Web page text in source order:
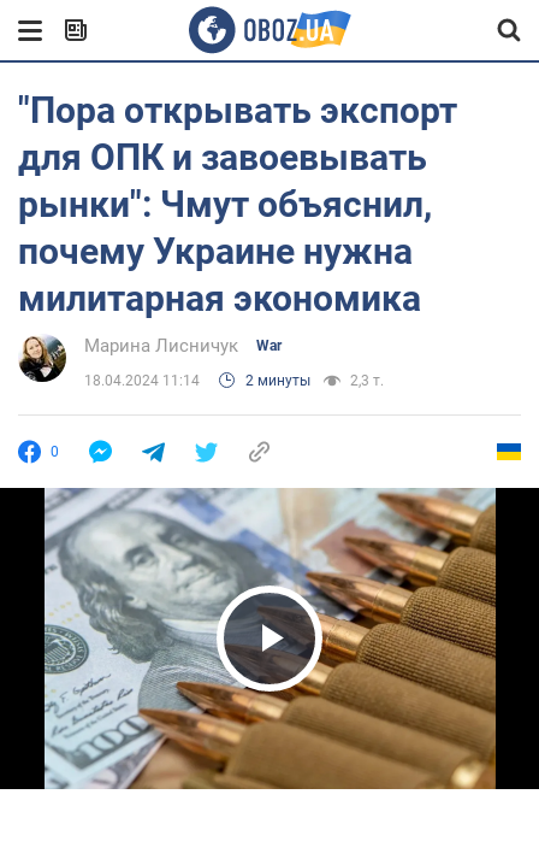
"Пора открывать экспорт
для ОПК и завоевывать
рынки": Чмут объяснил,
почему Украине нужна
милитарная экономика
Марина Лисничук War
18.04.2024 11:14 2 минуты 2,3 т.
0
Play Video